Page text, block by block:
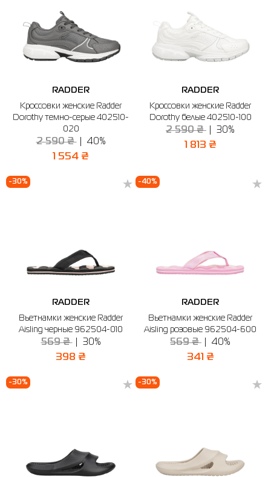
RADDER
Кроссовки женские Radder
Dorothy темно-серые 402510-
020
2 590 ₴ 40%
1 554 ₴
RADDER
Кроссовки женские Radder
Dorothy белые 402510-100
2 590 ₴ 30%
1 813 ₴
-30%
RADDER
Вьетнамки женские Radder
Aisling черные 962504-010
569 ₴ 30%
398 ₴
-40%
RADDER
Вьетнамки женские Radder
Aisling розовые 962504-600
569 ₴ 40%
341 ₴
-30% -30%